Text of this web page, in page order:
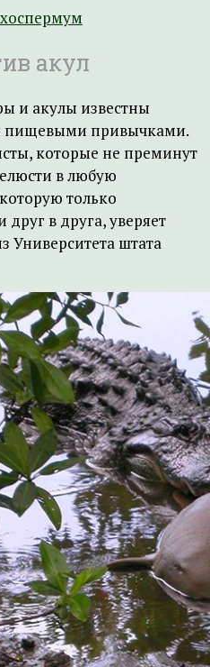
акул
и акулы известны
пищевыми привычками.
которые не преминут
в любую
только
друг в друга, уверяет
Университета штата